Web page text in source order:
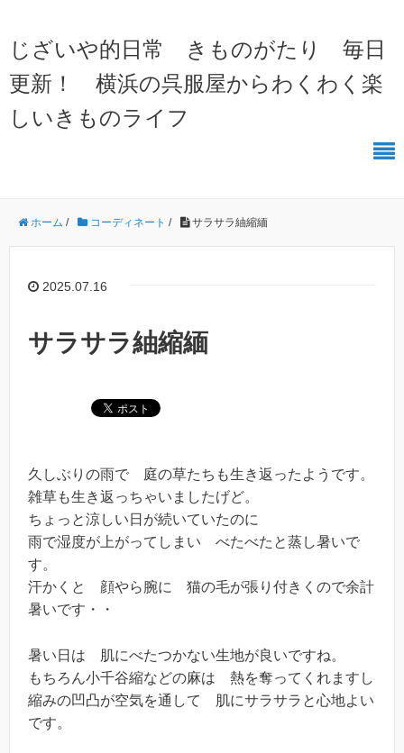
じざいや的日常 きものがたり 毎日
更新！ 横浜の呉服屋からわくわく楽
しいきものライフ
ホーム / コーディネート / サラサラ紬縮緬
2025.07.16
サラサラ紬縮緬
久しぶりの雨で 庭の草たちも生き返ったようです。
雑草も生き返っちゃいましたげど。
ちょっと涼しい日が続いていたのに
雨で湿度が上がってしまい べたべたと蒸し暑いで
す。
汗かくと 顔やら腕に 猫の毛が張り付きくので余計
暑いです・・
暑い日は 肌にべたつかない生地が良いですね。
もちろん小千谷縮などの麻は 熱を奪ってくれますし
縮みの凹凸が空気を通して 肌にサラサラと心地よい
です。